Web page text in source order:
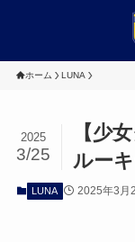
ホーム LUNA
【少
ルー
2025
3/25
LUNA 2025年3月